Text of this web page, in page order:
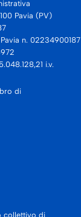
Pavia (PV)
n. 02234900187
i.v.
di
collettivo di